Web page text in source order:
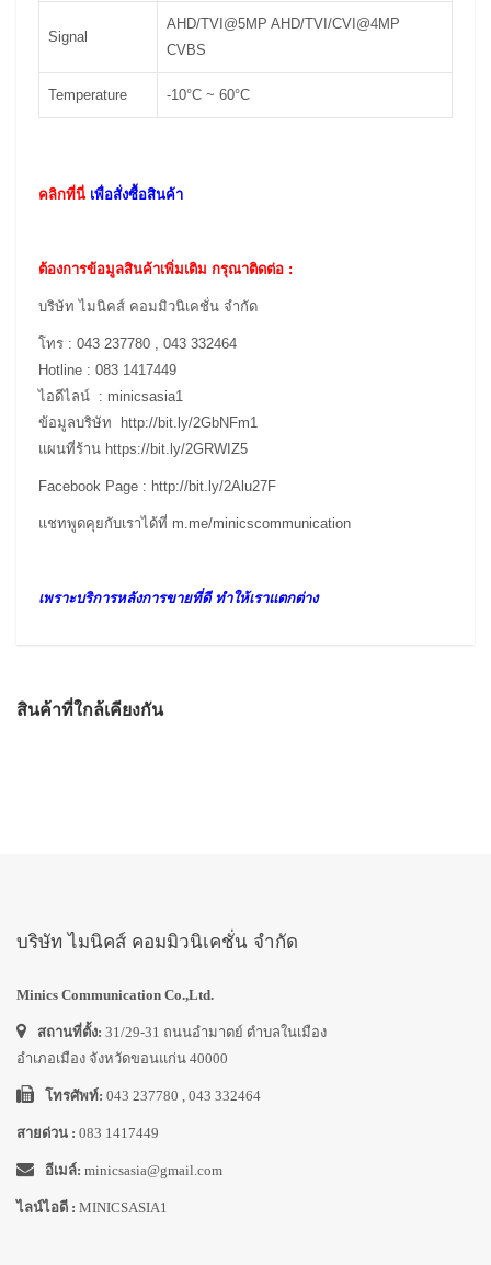
Signal
AHD/TVI@5MP AHD/TVI/CVI@4MP
CVBS
Temperature -10°C ~ 60°C
คลิกที่นี่ เพื่อสั่งซื้อสินค้า
ต้องการข้อมูลสินค้าเพิ่มเติม กรุณาติดต่อ :
บริษัท ไมนิคส์ คอมมิวนิเคชั่น จำกัด
โทร : 043 237780 , 043 332464
Hotline : 083 1417449
ไอดีไลน์ : minicsasia1
ข้อมูลบริษัท
http://bit.ly/2GbNFm1
แผนที่ร้าน https://bit.ly/2GRWIZ5
Facebook Page : http://bit.ly/2Alu27F
แชทพูดคุยกับเราได้ที่ m.me/minicscommunication
เพราะบริการหลังการขายที่ดี ทำให้เราแตกต่าง
สินค้าที่ใกล้เคียงกัน
บริษัท ไมนิคส์ คอมมิวนิเคชั่น จำกัด
Minics Communication Co.,Ltd.
สถานที่ตั้ง: 31/29-31 ถนนอำมาตย์ ตำบลในเมือง
อำเภอเมือง จังหวัดขอนแก่น 40000
โทรศัพท์: 043 237780 , 043 332464
สายด่วน : 083 1417449
อีเมล์: minicsasia@gmail.com
ไลน์ไอดี : MINICSASIA1